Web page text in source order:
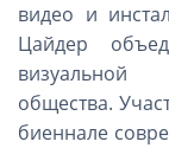
видео и
Цайдер
визуальной
общества.
биеннале